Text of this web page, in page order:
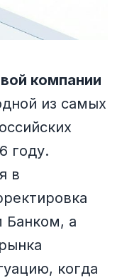
компании
из самых
году.
в
Банком, а
когда